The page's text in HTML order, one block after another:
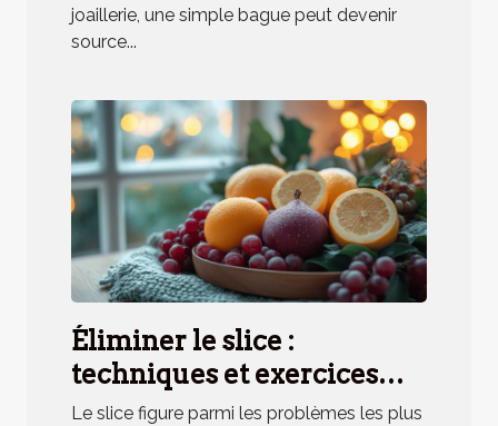
joaillerie, une simple bague peut devenir
source...
Éliminer le slice :
techniques et exercices
pratiques
Le slice figure parmi les problèmes les plus